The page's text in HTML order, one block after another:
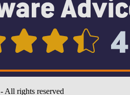
- All rights reserved